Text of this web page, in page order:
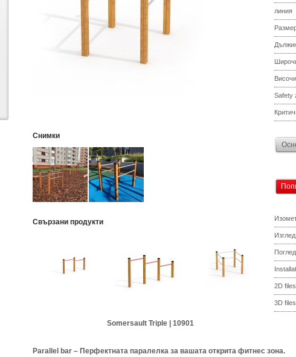
Снимки
Свързани продукти
Somersault Triple | 10901
линия
Safety
2D files
3D files
Parallel bar – Перфектната паралелка за вашата открита фитнес зона.